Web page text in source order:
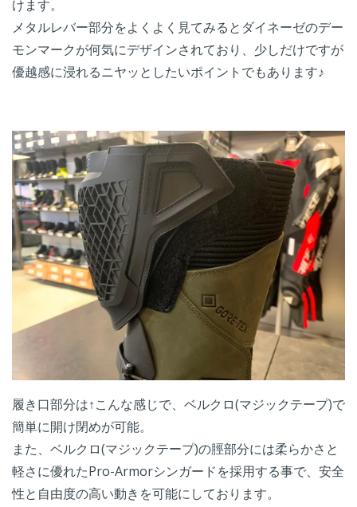
けます。
メタルレバー部分をよくよく見てみるとダイネーゼのデー
モンマークが何気にデザインされており、少しだけですが
優越感に浸れるニヤッとしたいポイントでもあります♪
履き口部分は↑こんな感じで、ベルクロ(マジックテープ)で
簡単に開け閉めが可能。
また、ベルクロ(マジックテープ)の脛部分には柔らかさと
軽さに優れたPro-Armorシンガードを採用する事で、安全
性と自由度の高い動きを可能にしております。